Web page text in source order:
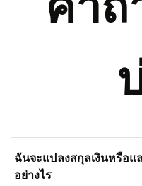
ฉันจะแปลงสกุลเงินหรือแ
อย่างไร